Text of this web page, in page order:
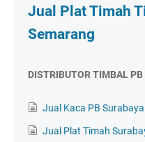
Jual Plat Timah
Semarang
DISTRIBUTOR TIMBAL
Jual Kaca PB Surabaya
Jual Plat Timah